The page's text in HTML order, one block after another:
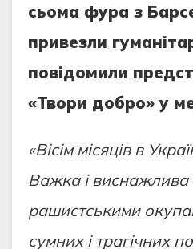
сьома фура з
привезли
повідомили
«Твори добро» у
«Вісім місяців в
Важка і виснажлива
рашистськими
сумних і трагічних